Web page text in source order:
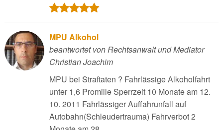
MPU Alkohol
beantwortet von Rechtsanwalt und Mediator
Christian Joachim
MPU bei Straftaten ? Fahrlässige Alkoholfahrt
unter 1,6 Promille Sperrzeit 10 Monate am 12.
10. 2011 Fahrlässiger Auffahrunfall auf
Autobahn(Schleudertrauma) Fahrverbot 2